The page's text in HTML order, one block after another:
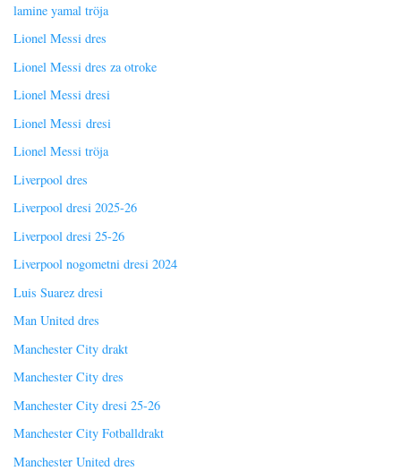
lamine yamal tröja
Lionel Messi dres
Lionel Messi dres za otroke
Lionel Messi dresi
Lionel Messi dresi
Lionel Messi tröja
Liverpool dres
Liverpool dresi 2025-26
Liverpool dresi 25-26
Liverpool nogometni dresi 2024
Luis Suarez dresi
Man United dres
Manchester City drakt
Manchester City dres
Manchester City dresi 25-26
Manchester City Fotballdrakt
Manchester United dres